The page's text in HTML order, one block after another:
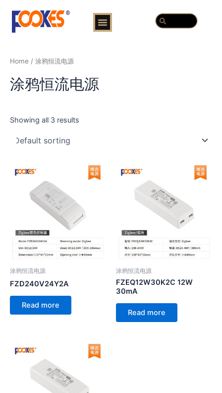
Menu SearchSearch
Home / 涂鸦恒流电源
涂鸦恒流电源
Showing all 3 results
涂鸦恒流电源
FZD240V24Y2A
Read more
涂鸦恒流电源
FZEQ12W30K2C 12W
30mA
Read more